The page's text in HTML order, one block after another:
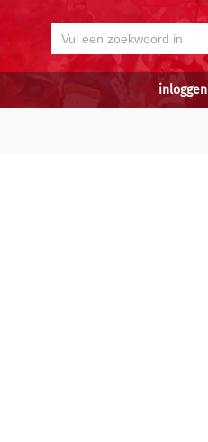
inloggen